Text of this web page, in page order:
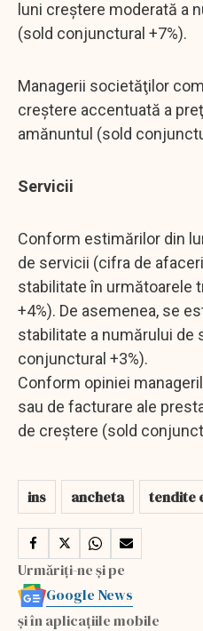
luni creștere moderată a
(sold conjunctural +7%).
Managerii societăţilor
creștere accentuată a
amănuntul (sold
Servicii
Conform estimărilor din
de servicii (cifra de
stabilitate în următoarele
+4%). De asemenea, se
stabilitate a numărului de
conjunctural +3%).
Conform opiniei
sau de facturare ale
de creștere (sold
ins ancheta tendite
Urmăriți-ne și pe
Google News
și în aplicațiile mobile